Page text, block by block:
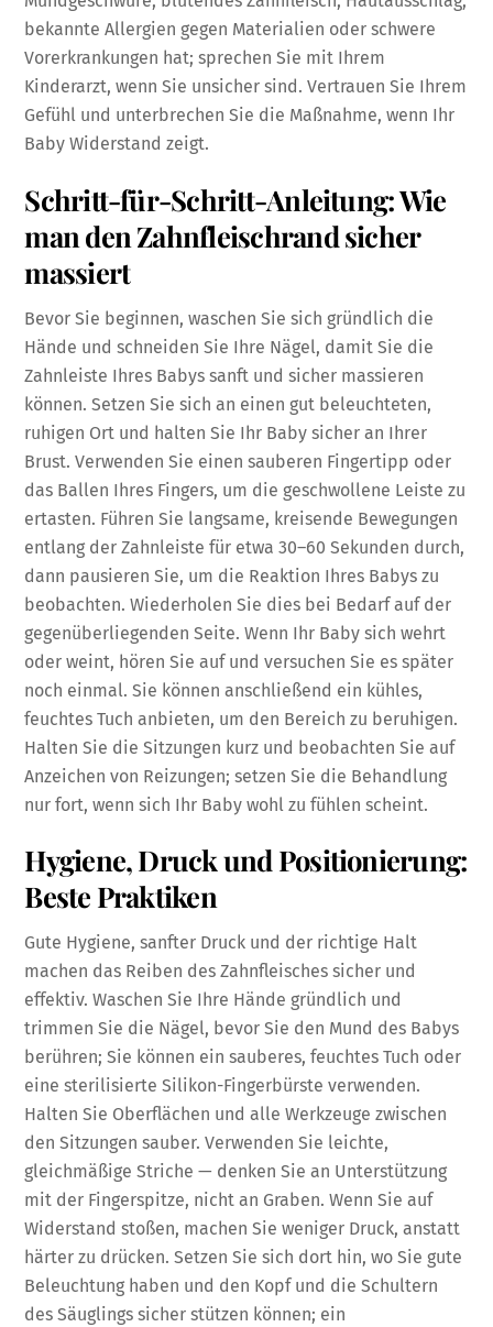
bekannte Allergien gegen Materialien oder schwere
Vorerkrankungen hat; sprechen Sie mit Ihrem
Kinderarzt, wenn Sie unsicher sind. Vertrauen Sie Ihrem
Gefühl und unterbrechen Sie die Maßnahme, wenn Ihr
Baby Widerstand zeigt.
Schritt-für-Schritt-Anleitung: Wie
man den Zahnfleischrand sicher
massiert
Bevor Sie beginnen, waschen Sie sich gründlich die
Hände und schneiden Sie Ihre Nägel, damit Sie die
Zahnleiste Ihres Babys sanft und sicher massieren
können. Setzen Sie sich an einen gut beleuchteten,
ruhigen Ort und halten Sie Ihr Baby sicher an Ihrer
Brust. Verwenden Sie einen sauberen Fingertipp oder
das Ballen Ihres Fingers, um die geschwollene Leiste zu
ertasten. Führen Sie langsame, kreisende Bewegungen
entlang der Zahnleiste für etwa 30–60 Sekunden durch,
dann pausieren Sie, um die Reaktion Ihres Babys zu
beobachten. Wiederholen Sie dies bei Bedarf auf der
gegenüberliegenden Seite. Wenn Ihr Baby sich wehrt
oder weint, hören Sie auf und versuchen Sie es später
noch einmal. Sie können anschließend ein kühles,
feuchtes Tuch anbieten, um den Bereich zu beruhigen.
Halten Sie die Sitzungen kurz und beobachten Sie auf
Anzeichen von Reizungen; setzen Sie die Behandlung
nur fort, wenn sich Ihr Baby wohl zu fühlen scheint.
Hygiene, Druck und Positionierung:
Beste Praktiken
Gute Hygiene, sanfter Druck und der richtige Halt
machen das Reiben des Zahnfleisches sicher und
effektiv. Waschen Sie Ihre Hände gründlich und
trimmen Sie die Nägel, bevor Sie den Mund des Babys
berühren; Sie können ein sauberes, feuchtes Tuch oder
eine sterilisierte Silikon-Fingerbürste verwenden.
Halten Sie Oberflächen und alle Werkzeuge zwischen
den Sitzungen sauber. Verwenden Sie leichte,
gleichmäßige Striche — denken Sie an Unterstützung
mit der Fingerspitze, nicht an Graben. Wenn Sie auf
Widerstand stoßen, machen Sie weniger Druck, anstatt
härter zu drücken. Setzen Sie sich dort hin, wo Sie gute
Beleuchtung haben und den Kopf und die Schultern
des Säuglings sicher stützen können; ein